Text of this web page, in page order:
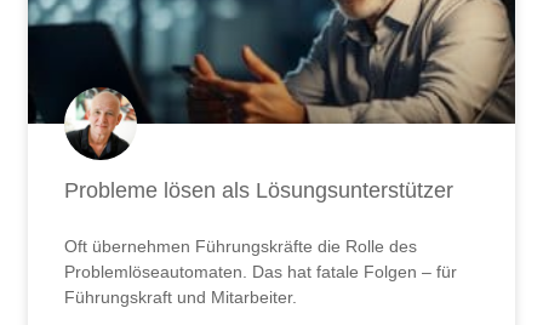
Probleme lösen als Lösungsunterstützer
Oft übernehmen Führungskräfte die Rolle des
Problemlöseautomaten. Das hat fatale Folgen – für
Führungskraft und Mitarbeiter.